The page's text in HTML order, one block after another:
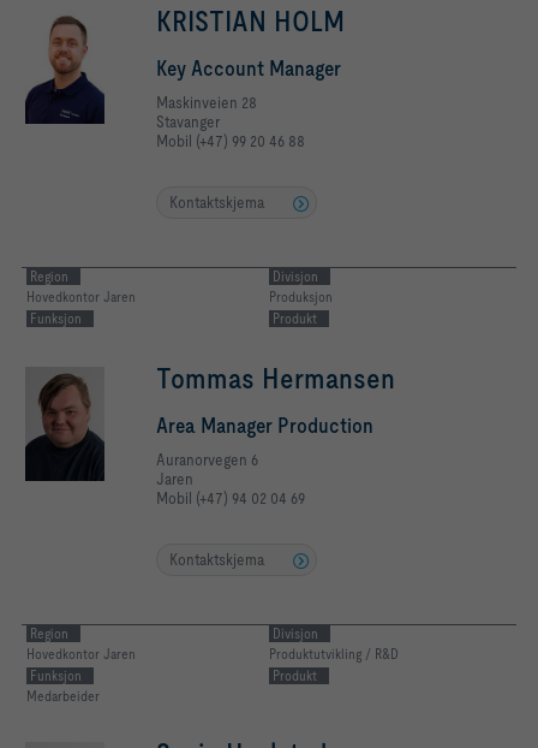
KRISTIAN HOLM
Key Account Manager
Maskinveien 28
Stavanger
Mobil (+47) 99 20 46 88
Kontaktskjema
Region
Hovedkontor Jaren
Divisjon
Produksjon
Funksjon
Produkt
Tommas Hermansen
Area Manager Production
Auranorvegen 6
Jaren
Mobil (+47) 94 02 04 69
Kontaktskjema
Region
Hovedkontor Jaren
Divisjon
Produktutvikling / R&D
Funksjon
Medarbeider
Produkt